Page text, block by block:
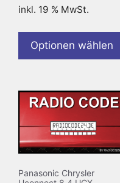
inkl. 19 % MwSt.
Optionen wählen
Panasonic Chrysler